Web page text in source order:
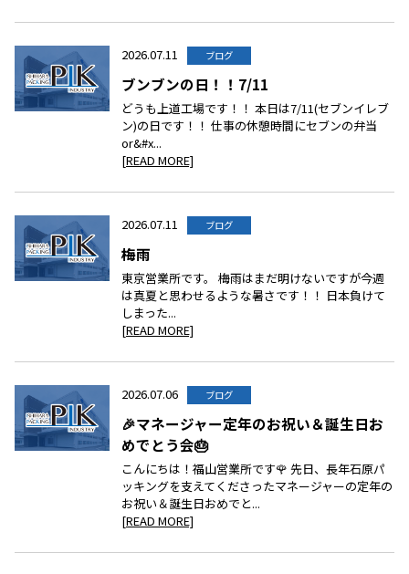
2026.07.11 ブログ
ブンブンの日！！7/11
どうも上道工場です！！ 本日は7/11(セブンイレブ
ン)の日です！！ 仕事の休憩時間にセブンの弁当
or&#x...
[READ MORE]
2026.07.11 ブログ
梅雨
東京営業所です。 梅雨はまだ明けないですが今週
は真夏と思わせるような暑さです！！ 日本負けて
しまった...
[READ MORE]
2026.07.06 ブログ
🎉マネージャー定年のお祝い＆誕生日お
めでとう会🎂
こんにちは！福山営業所です🌹 先日、長年石原パ
ッキングを支えてくださったマネージャーの定年の
お祝い＆誕生日おめでと...
[READ MORE]